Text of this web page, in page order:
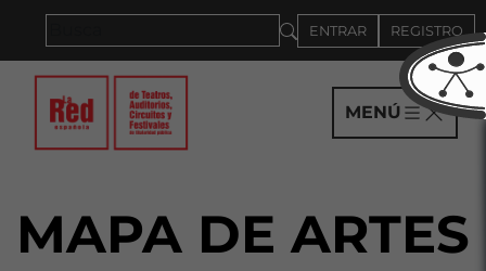
ENTRAR REGISTRO
MENÚ
MAPA DE ARTES